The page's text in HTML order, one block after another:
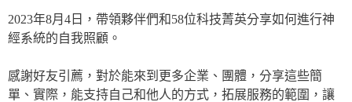
2023年8月4日，帶領夥伴們和58位科技菁英分享如何進行神
經系統的自我照顧。
感謝好友引薦，對於能來到更多企業、團體，分享這些簡
單、實際，能支持自己和他人的方式，拓展服務的範圍，讓